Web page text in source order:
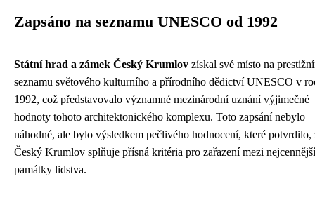
Zapsáno na seznamu UNESCO od 1992
Státní hrad a zámek Český Krumlov získal své místo na
seznamu světového kulturního a přírodního dědictví UNESCO v
1992, což představovalo významné mezinárodní uznání výjimečné
hodnoty tohoto architektonického komplexu. Toto zapsání nebylo
náhodné, ale bylo výsledkem pečlivého hodnocení, které potvrdilo,
Český Krumlov splňuje přísná kritéria pro zařazení mezi nejcennější
památky lidstva.